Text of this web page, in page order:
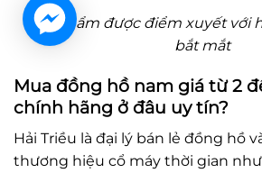
Sản phẩm được điểm xuyết với
bắt mắt
Mua đồng hồ nam giá từ 2
chính hãng ở đâu uy tín?
Hải Triều là đại lý bán lẻ đồng hồ
thương hiệu cổ máy thời gian